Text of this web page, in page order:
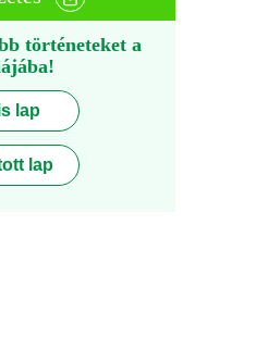
történeteket a
lap
lap